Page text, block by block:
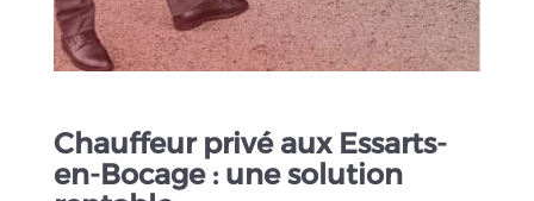
Chauffeur privé aux Essarts-
en-Bocage : une solution